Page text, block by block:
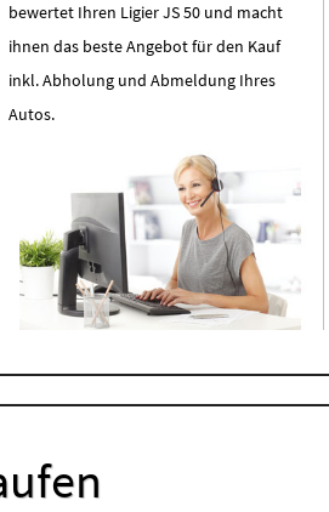
bewertet Ihren Ligier JS 50 und macht
ihnen das beste Angebot für den Kauf
inkl. Abholung und Abmeldung Ihres
Autos.